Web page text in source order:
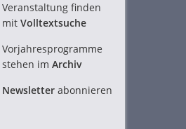
Veranstaltung finden
mit Volltextsuche
Vorjahresprogramme
stehen im Archiv
Newsletter abonnieren